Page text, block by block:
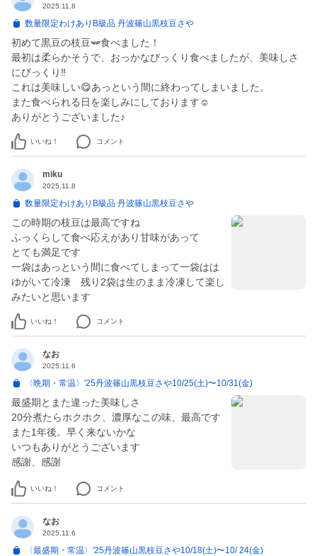
2025.11.8
数量限定わけありB級品 丹波篠山黒枝豆さや
初めて黒豆の枝豆🫛食べました！
最初は柔らかそうで、おっかなびっくり食べましたが、美味しさ
にびっくり‼️
これは美味しい😋あっという間に終わってしまいました。
また食べられる日を楽しみにしております☺️
ありがとうございました♪
いいね！ コメント
miku
2025.11.8
数量限定わけありB級品 丹波篠山黒枝豆さや
この時期の枝豆は最高ですね
ふっくらして食べ応えがあり甘味があって
とても満足です
一袋はあっという間に食べてしまって一袋はは
ゆがいて冷凍 残り2袋は生のまま冷凍して楽し
いいね！ コメント
なお
2025.11.6
〈晩期・常温〉'25丹波篠山黒枝豆さや10/25(土)〜10/31(金)
最盛期とまた違った美味しさ
20分煮たらホクホク、濃厚なこの味、最高です
また1年後。早く来ないかな
いつもありがとうございます
感謝、感謝
いいね！ コメント
なお
2025.11.6
〈最盛期・常温〉'25丹波篠山黒枝豆さや10/18(土)〜10/ 24(金)